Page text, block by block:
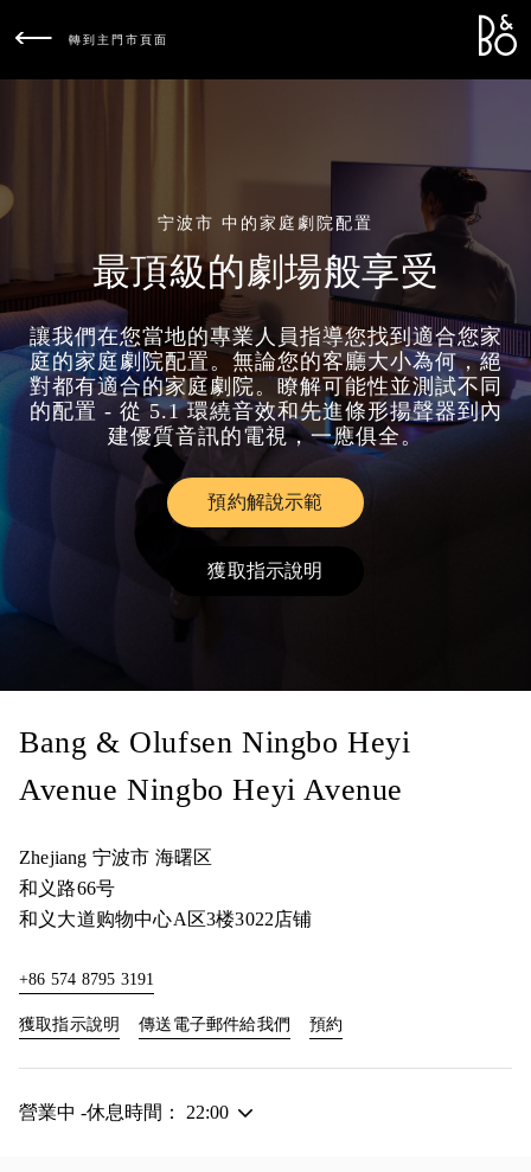
轉到主門市頁面
宁波市 中的家庭劇院配置
最頂級的劇場般享受
讓我們在您當地的專業人員指導您找到適合您家
庭的家庭劇院配置。無論您的客廳大小為何，絕
對都有適合的家庭劇院。瞭解可能性並測試不同
的配置 - 從 5.1 環繞音效和先進條形揚聲器到內
建優質音訊的電視，一應俱全。
預約解說示範Link Opens in New Tab
獲取指示說明Link Opens in New Tab
Bang & Olufsen Ningbo Heyi
Avenue Ningbo Heyi Avenue
Zhejiang 宁波市 海曙区
和义路66号
和义大道购物中心A区3楼3022店铺
+86 574 8795 3191
獲取指示說明 Link Opens in New Tab
傳送電子郵件給我們 預約
營業中 -休息時間： 22:00